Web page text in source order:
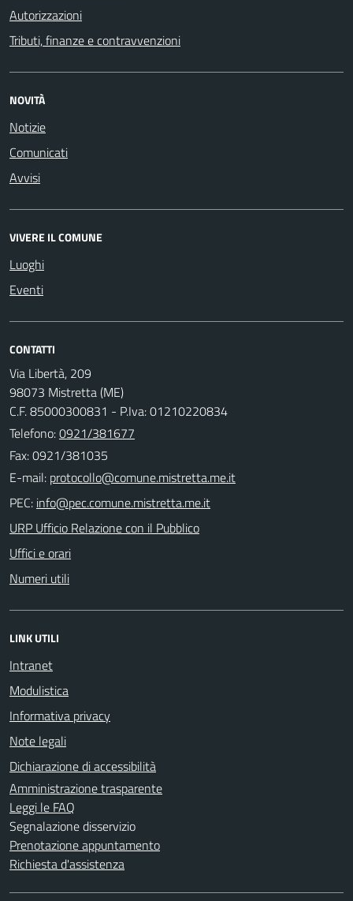
Autorizzazioni
Tributi, finanze e contravvenzioni
NOVITÀ
Notizie
Comunicati
Avvisi
VIVERE IL COMUNE
Luoghi
Eventi
CONTATTI
Via Libertà, 209
98073 Mistretta (ME)
C.F. 85000300831 - P.Iva: 01210220834
Telefono:0921/381677
Fax: 0921/381035
E-mail:
PEC:
URP Ufficio Relazione con il Pubblico
Uffici e orari
Numeri utili
LINK UTILI
Intranet
Modulistica
Informativa privacy
Note legali
Dichiarazione di accessibilità
Amministrazione trasparente
Leggi le FAQ
Segnalazione disservizio
Prenotazione appuntamento
Richiesta d'assistenza